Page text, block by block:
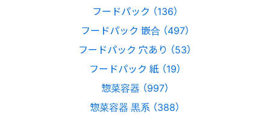
フードパック （136）
フードパック 嵌合 （497）
フードパック 穴あり （53）
フードパック 紙 （19）
惣菜容器 （997）
惣菜容器 黒系 （388）